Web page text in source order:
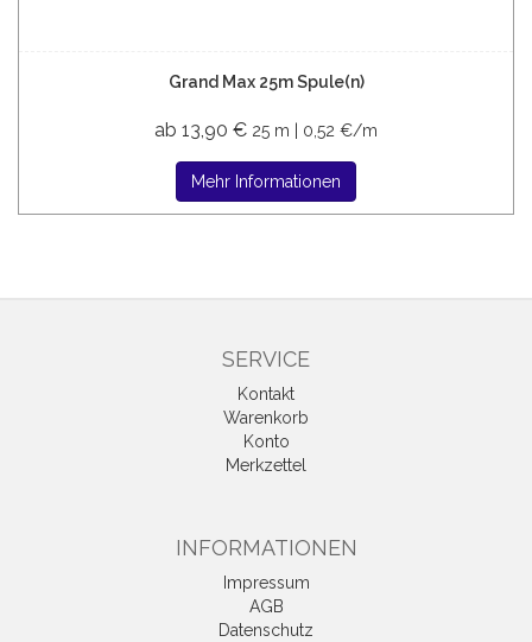
Grand Max 25m Spule(n)
ab 13,90 € 25 m | 0,52 €/m
Mehr Informationen
SERVICE
Kontakt
Warenkorb
Konto
Merkzettel
INFORMATIONEN
Impressum
AGB
Datenschutz